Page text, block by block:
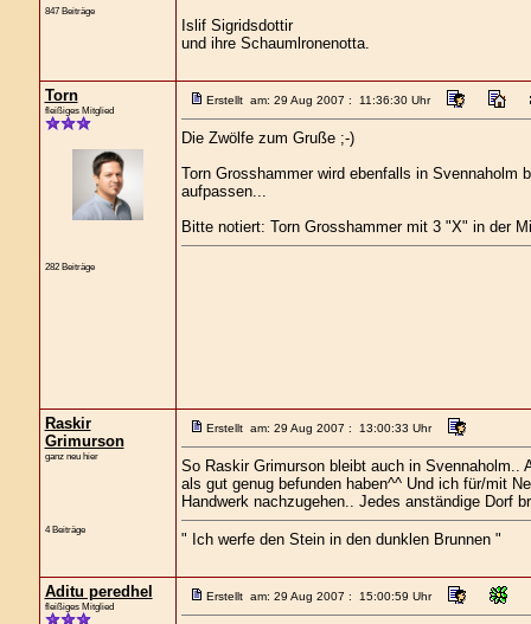
847 Beiträge
Islif Sigridsdottir
und ihre Schaumlronenotta.
Torn
fleißiges Mitglied
282 Beiträge
Erstellt am: 29 Aug 2007 : 11:36:30 Uhr
Die Zwölfe zum Gruße ;-)
Torn Grosshammer wird ebenfalls in Svennaholm
aufpassen...
Bitte notiert: Torn Grosshammer mit 3 "X" in der
Raskir
Grimurson
ganz neu hier
4 Beiträge
Erstellt am: 29 Aug 2007 : 13:00:33 Uhr
So Raskir Grimurson bleibt auch in
als gut genug befunden haben^^ Und ich für/mit
Handwerk nachzugehen.. Jedes anständige Dorf
" Ich werfe den Stein in den dunklen Brunnen "
Aditu peredhel
fleißiges Mitglied
Erstellt am: 29 Aug 2007 : 15:00:59 Uhr